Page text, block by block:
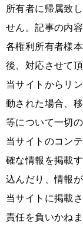
所有者に帰属致
せん。記事の内
各権利所有者様
後、対応させて頂
当サイトからリ
動された場合、
等について一切
当サイトのコン
確な情報を掲載
込んだり、情報
当サイトに掲載
責任を負いかね